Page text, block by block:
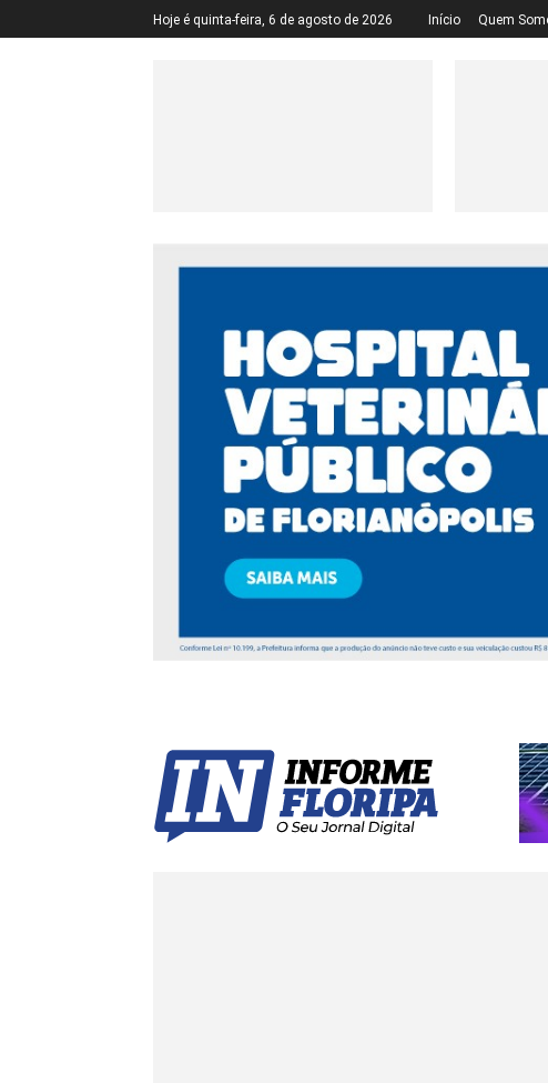
Hoje é quinta-feira, 6 de agosto de 2026 Início Quem